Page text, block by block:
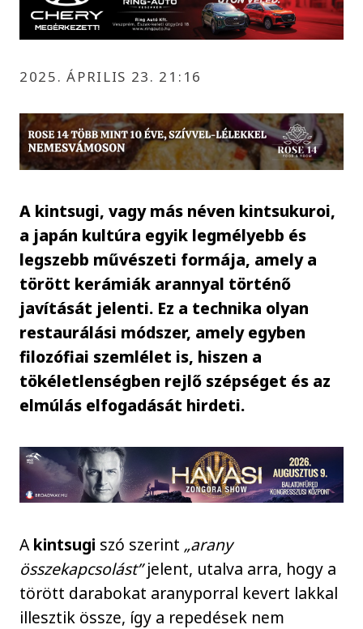
2025. ÁPRILIS 23. 21:16
A kintsugi, vagy más néven kintsukuroi,
a japán kultúra egyik legmélyebb és
legszebb művészeti formája, amely a
törött kerámiák arannyal történő
javítását jelenti. Ez a technika olyan
restaurálási módszer, amely egyben
filozófiai szemlélet is, hiszen a
tökéletlenségben rejlő szépséget és az
elmúlás elfogadását hirdeti.
Akintsugi szó szerint „arany
összekapcsolást”jelent, utalva arra, hogy a
törött darabokat aranyporral kevert lakkal
illesztik össze, így a repedések nem